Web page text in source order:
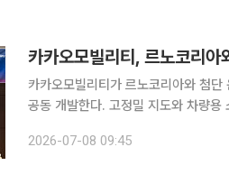
카카오모빌리티, 르노코리
카카오모빌리티가 르노코리아와 첨
공동 개발한다. 고정밀 지도와 차량
2026-07-08 09:45